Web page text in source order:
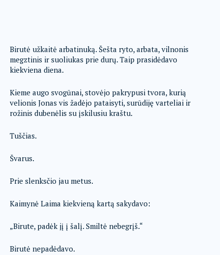
Birutė užkaitė arbatinuką. Šešta ryto, arbata, vilnonis
megztinis ir suoliukas prie durų. Taip prasidėdavo
kiekviena diena.
Kieme augo svogūnai, stovėjo pakrypusi tvora, kurią
velionis Jonas vis žadėjo pataisyti, surūdiję varteliai ir
rožinis dubenėlis su įskilusiu kraštu.
Tuščias.
Švarus.
Prie slenksčio jau metus.
Kaimynė Laima kiekvieną kartą sakydavo:
„Birute, padėk jį į šalį. Smiltė nebegrįš.“
Birutė nepadėdavo.